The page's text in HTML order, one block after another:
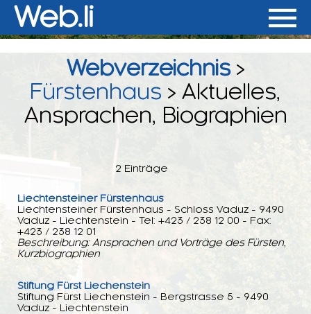
Web.li
Webverzeichnis>
Fürstenhaus > Aktuelles,
Ansprachen, Biographien
2 Einträge
Liechtensteiner Fürstenhaus
Liechtensteiner Fürstenhaus - Schloss Vaduz - 9490
Vaduz - Liechtenstein - Tel: +423 / 238 12 00 - Fax:
+423 / 238 12 01
Beschreibung: Ansprachen und Vorträge des Fürsten,
Kurzbiographien
Stiftung Fürst Liechenstein
Stiftung Fürst Liechenstein - Bergstrasse 5 - 9490
Vaduz - Liechtenstein